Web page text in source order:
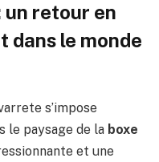
un retour en
dans le monde
s’impose
le paysage de la boxe
et une